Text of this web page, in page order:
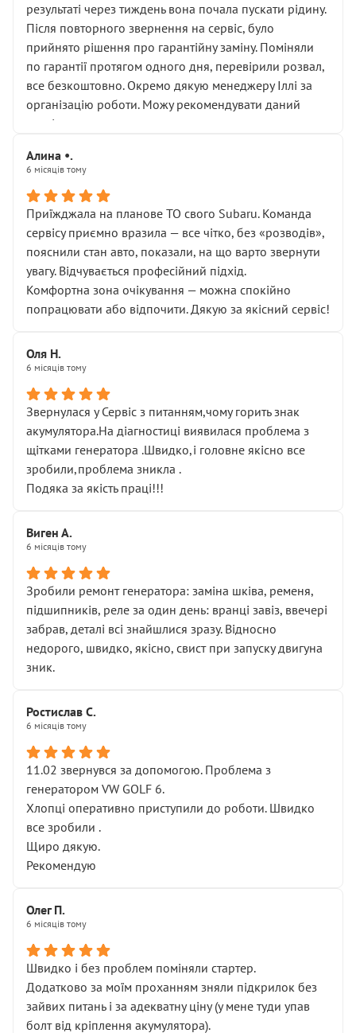
результаті через тиждень вона почала пускати рідину.
Після повторного звернення на сервіс, було
прийнято рішення про гарантійну заміну. Поміняли
по гарантії протягом одного дня, перевірили розвал,
все безкоштовно. Окремо дякую менеджеру Іллі за
організацію роботи. Можу рекомендувати даний
сервіс.
Алина •.
6 місяців тому
Приїжджала на планове ТО свого Subaru. Команда
сервісу приємно вразила — все чітко, без «розводів»,
пояснили стан авто, показали, на що варто звернути
увагу. Відчувається професійний підхід.
Комфортна зона очікування — можна спокійно
попрацювати або відпочити. Дякую за якісний сервіс!
Оля Н.
6 місяців тому
Звернулася у Сервіс з питанням,чому горить знак
акумулятора.На діагностиці виявилася проблема з
щітками генератора .Швидко,і головне якісно все
зробили,проблема зникла .
Подяка за якість праці!!!
Виген А.
6 місяців тому
Зробили ремонт генератора: заміна шківа, ременя,
підшипників, реле за один день: вранці завіз, ввечері
забрав, деталі всі знайшлися зразу. Відносно
недорого, швидко, якісно, свист при запуску двигуна
зник.
Ростислав С.
6 місяців тому
11.02 звернувся за допомогою. Проблема з
генератором VW GOLF 6.
Хлопці оперативно приступили до роботи. Швидко
все зробили .
Щиро дякую.
Рекомендую
Олег П.
6 місяців тому
Швидко і без проблем поміняли стартер.
Додатково за моїм проханням зняли підкрилок без
зайвих питань і за адекватну ціну (у мене туди упав
болт від кріплення акумулятора).